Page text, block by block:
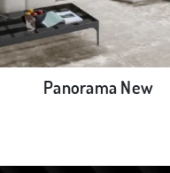
Panorama New